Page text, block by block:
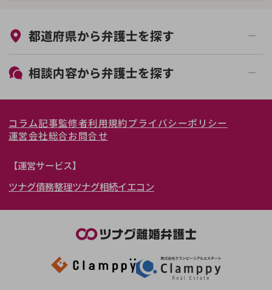
初回相談無料
土日祝の相談可能
都道府県から弁護士を探す
北海道・東北
北海道 青森県
岩手県 宮城県
秋田県
福島県
関東
東京都 神奈川県
埼玉県
茨城県 群馬県
東海
愛知県
岐阜県 山梨県
関西
大阪府 京都府
奈良県
和歌山県
北陸・甲信越
石川県
富山県
岡山県
九州・沖縄
相談内容から弁護士を探す
離婚裁判
親権・面会交流権
不貞・不倫慰謝料請求
養育費問題
財産分与
コラム記事監修者利用規約プライバシーポリシー
運営会社総合お問合せ
【運営サービス】
ツナグ債務整理ツナグ相続イエコン